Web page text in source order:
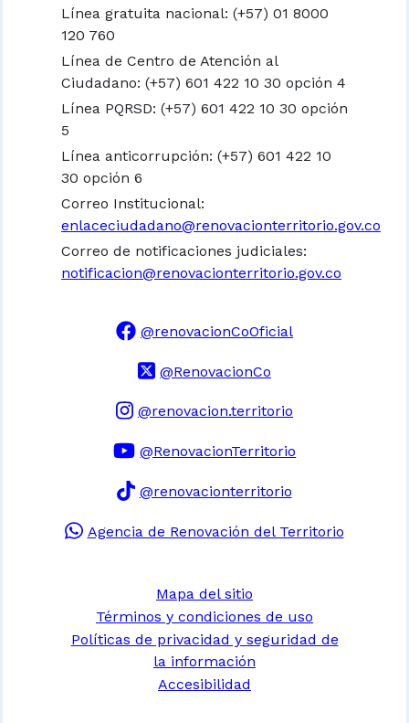
Línea gratuita nacional: (+57) 01 8000
120 760
Línea de Centro de Atención al
Ciudadano: (+57) 601 422 10 30 opción 4
Línea PQRSD: (+57) 601 422 10 30 opción
5
Línea anticorrupción: (+57) 601 422 10
30 opción 6
Correo Institucional:
enlaceciudadano@renovacionterritorio.gov.co
Correo de notificaciones judiciales:
notificacion@renovacionterritorio.gov.co
@renovacionCoOficial
@RenovacionCo
@renovacion.territorio
@RenovacionTerritorio
@renovacionterritorio
Agencia de Renovación del Territorio
Mapa del sitio
Términos y condiciones de uso
Políticas de privacidad y seguridad de
la información
Accesibilidad